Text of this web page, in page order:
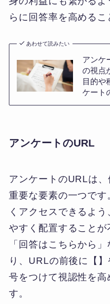
らに回答率を高めるこ
あわせて読みたい
アンケ
の視点
目的や
ケート
アンケートのURL
アンケートのURLは
重要な要素の一つで
くアクセスできるよ
やすく配置することが
「回答はこちらから
り、URLの前後に【
号をつけて視認性を
す。